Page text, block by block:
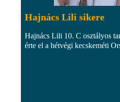
Hajnács Lili sikere
Hajnács Lili 10. C osztályos
érte el a hétvégi kecskeméti